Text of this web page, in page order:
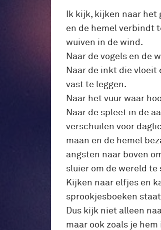
Ik kijk, kijken naar het
en de hemel verbindt
wuiven in de wind.
Naar de vogels en de
Naar de inkt die vloeit
vast te leggen.
Naar het vuur waar
Naar de spleet in de
verschuilen voor
maan en de hemel
angsten naar boven
sluier om de wereld te
Kijken naar elfjes en
sprookjesboeken staat
Dus kijk niet alleen
maar ook zoals je